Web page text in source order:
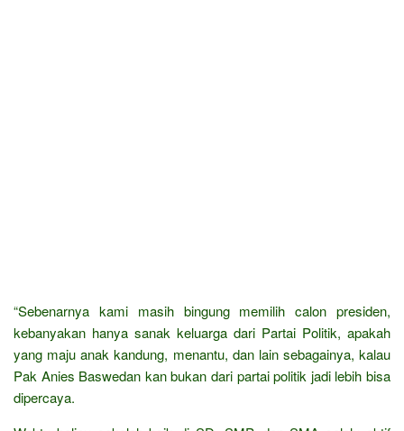
“Sebenarnya kami masih bingung memilih calon presiden,
kebanyakan hanya sanak keluarga dari Partai Politik, apakah
yang maju anak kandung, menantu, dan lain sebagainya, kalau
Pak Anies Baswedan kan bukan dari partai politik jadi lebih bisa
dipercaya.